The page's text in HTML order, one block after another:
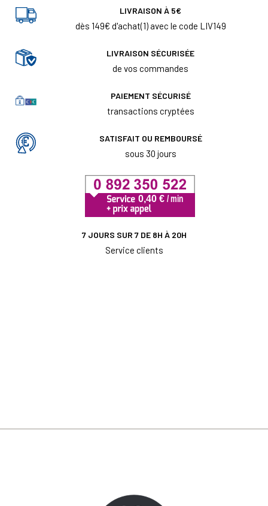
LIVRAISON À 5€
dès 149€ d'achat(1) avec le code LIV149
LIVRAISON SÉCURISÉE
de vos commandes
PAIEMENT SÉCURISÉ
transactions cryptées
SATISFAIT OU REMBOURSÉ
sous 30 jours
7 JOURS SUR 7 DE 8H À 20H
Service clients